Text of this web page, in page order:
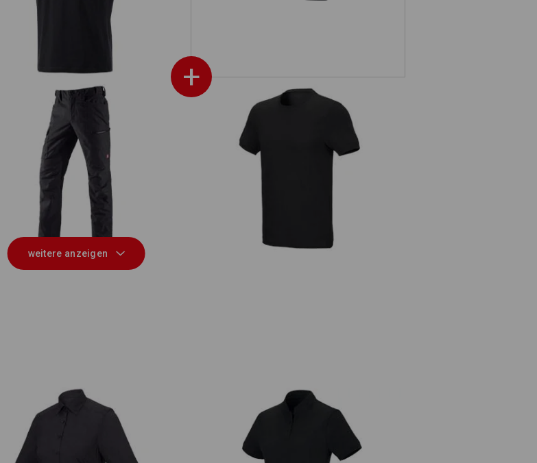
+
e.s. Berufshose pocket, Herren e.s. T-Shirt cotton stretch, slim fit
weitere anzeigen